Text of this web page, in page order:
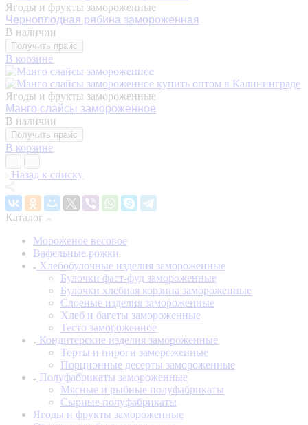
Ягоды и фрукты замороженные
Черноплодная рябина замороженная
В наличии
Получить прайс
В корзине
Ягоды и фрукты замороженные
Манго слайсы замороженное
В наличии
Получить прайс
В корзине
Назад к списку
Каталог
Мороженое весовое
Вафельные рожки
Хлебобулочные изделия замороженные
Булочки фаст-фуд замороженные
Булочки хлебная корзина замороженные
Слоеные изделия замороженные
Хлеб и багеты замороженные
Тесто замороженное
Кондитерские изделия замороженные
Торты и пироги замороженные
Порционные десерты замороженные
Полуфабрикаты замороженные
Мясные и рыбные полуфабрикаты
Сырные полуфабрикаты
Ягоды и фрукты замороженные